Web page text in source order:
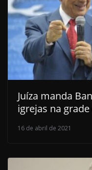
Juíza manda
igrejas na grade
16 de abril de 2021